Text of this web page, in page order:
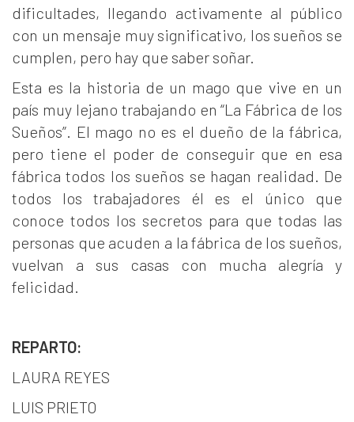
dificultades, llegando activamente al público
con un mensaje muy significativo, los sueños se
cumplen, pero hay que saber soñar.
Esta es la historia de un mago que vive en un
país muy lejano trabajando en “La Fábrica de los
Sueños”. El mago no es el dueño de la fábrica,
pero tiene el poder de conseguir que en esa
fábrica todos los sueños se hagan realidad. De
todos los trabajadores él es el único que
conoce todos los secretos para que todas las
personas que acuden a la fábrica de los sueños,
vuelvan a sus casas con mucha alegría y
felicidad.
REPARTO:
LAURA REYES
LUIS PRIETO